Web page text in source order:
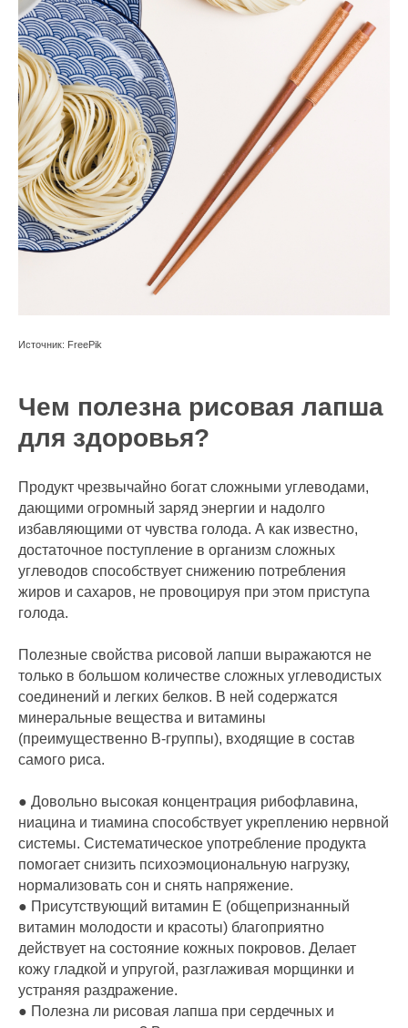
Источник: FreePik
Чем полезна рисовая лапша
для здоровья?
Продукт чрезвычайно богат сложными углеводами,
дающими огромный заряд энергии и надолго
избавляющими от чувства голода. А как известно,
достаточное поступление в организм сложных
углеводов способствует снижению потребления
жиров и сахаров, не провоцируя при этом приступа
голода.
Полезные свойства рисовой лапши выражаются не
только в большом количестве сложных углеводистых
соединений и легких белков. В ней содержатся
минеральные вещества и витамины
(преимущественно В-группы), входящие в состав
самого риса.
● Довольно высокая концентрация рибофлавина,
ниацина и тиамина способствует укреплению нервной
системы. Систематическое употребление продукта
помогает снизить психоэмоциональную нагрузку,
нормализовать сон и снять напряжение.
● Присутствующий витамин Е (общепризнанный
витамин молодости и красоты) благоприятно
действует на состояние кожных покровов. Делает
кожу гладкой и упругой, разглаживая морщинки и
устраняя раздражение.
● Полезна ли рисовая лапша при сердечных и